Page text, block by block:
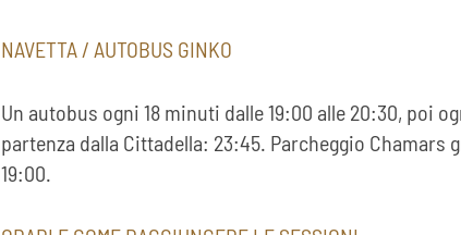
NAVETTA / AUTOBUS GINKO
Un autobus ogni 18 minuti dalle 19:00 alle 20:30, poi
partenza dalla Cittadella: 23:45. Parcheggio Chamars
19:00.